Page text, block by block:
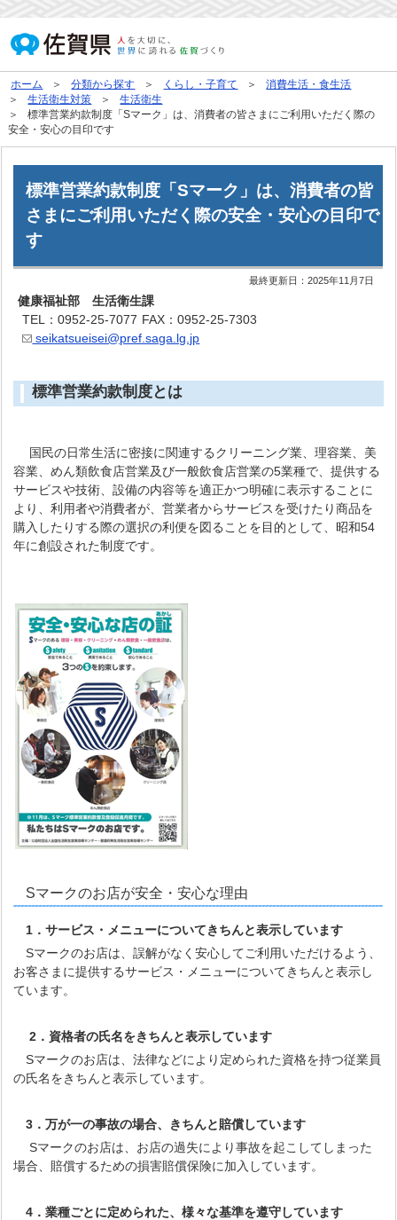
ホーム 分類から探す くらし・子育て
消費生活・食生活
生活衛生対策
生活衛生
標準営業約款制度「Sマーク」は、消費者の皆さまにご利用いただく際の
安全・安心の目印です
標準営業約款制度「Sマーク」は、消費者の皆
さまにご利用いただく際の安全・安心の目印で
す
最終更新日：2025年11月7日
健康福祉部 生活衛生課
TEL：0952-25-7077 FAX：0952-25-7303
seikatsueisei@pref.saga.lg.jp
標準営業約款制度とは
国民の日常生活に密接に関連するクリーニング業、理容業、美
容業、めん類飲食店営業及び一般飲食店営業の5業種で、提供する
サービスや技術、設備の内容等を適正かつ明確に表示することに
より、利用者や消費者が、営業者からサービスを受けたり商品を
購入したりする際の選択の利便を図ることを目的として、昭和54
年に創設された制度です。
Sマークのお店が安全・安心な理由
1．サービス・メニューについてきちんと表示しています
Sマークのお店は、誤解がなく安心してご利用いただけるよう、
お客さまに提供するサービス・メニューについてきちんと表示し
ています。
2．資格者の氏名をきちんと表示しています
Sマークのお店は、法律などにより定められた資格を持つ従業員
の氏名をきちんと表示しています。
3．万が一の事故の場合、きちんと賠償しています
Sマークのお店は、お店の過失により事故を起こしてしまった
場合、賠償するための損害賠償保険に加入しています。
4．業種ごとに定められた、様々な基準を遵守しています